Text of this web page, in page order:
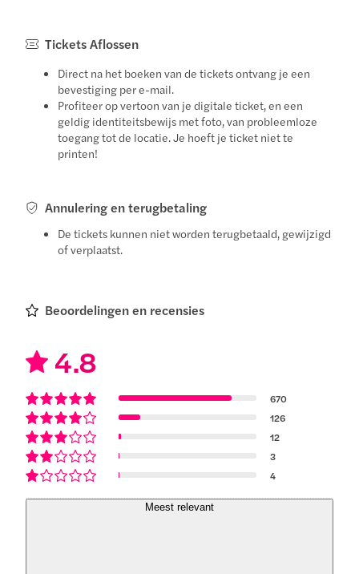
Tickets Aflossen
Direct na het boeken van de tickets ontvang je een
bevestiging per e-mail.
Profiteer op vertoon van je digitale ticket, en een
geldig identiteitsbewijs met foto, van probleemloze
toegang tot de locatie. Je hoeft je ticket niet te
printen!
Annulering en terugbetaling
De tickets kunnen niet worden terugbetaald, gewijzigd
of verplaatst.
Beoordelingen en recensies
4.8
670
126
12
3
4
Meest relevant